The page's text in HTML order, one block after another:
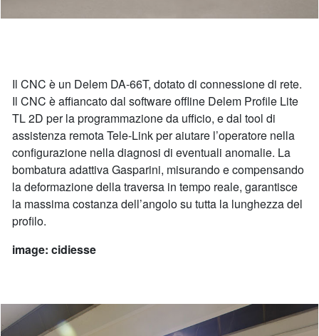
Il CNC è un Delem DA-66T, dotato di connessione di rete.
Il CNC è affiancato dal software offline Delem Profile Lite
TL 2D per la programmazione da ufficio, e dal tool di
assistenza remota Tele-Link per aiutare l’operatore nella
configurazione nella diagnosi di eventuali anomalie. La
bombatura adattiva Gasparini, misurando e compensando
la deformazione della traversa in tempo reale, garantisce
la massima costanza dell’angolo su tutta la lunghezza del
profilo.
image: cidiesse